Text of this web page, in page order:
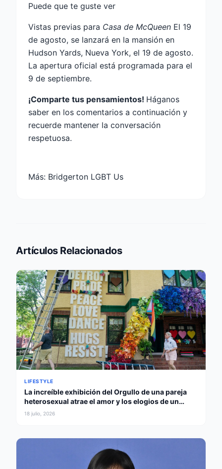
Puede que te guste ver
Vistas previas para Casa de McQueen El 19
de agosto, se lanzará en la mansión en
Hudson Yards, Nueva York, el 19 de agosto.
La apertura oficial está programada para el
9 de septiembre.
¡Comparte tus pensamientos! Háganos
saber en los comentarios a continuación y
recuerde mantener la conversación
respetuosa.
Más: Bridgerton LGBT Us
Artículos Relacionados
LIFESTYLE
La increíble exhibición del Orgullo de una pareja
heterosexual atrae el amor y los elogios de un
gobernador
18 julio, 2026